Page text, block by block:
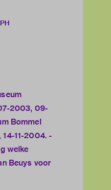
2003, 09-
Bommel
11-2004. -
welke
Beuys voor